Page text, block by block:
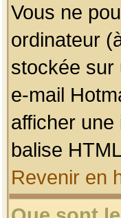
Vous ne
ordinateur
stockée sur
e-mail
afficher
balise
Revenir en